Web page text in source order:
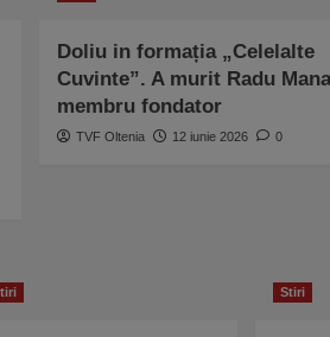
Doliu in formația „Celelalte
Cuvinte”. A murit Radu
membru fondator
TVF Oltenia 12 iunie 2026 0
Stiri